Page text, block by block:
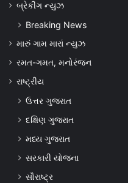
બ્રેકીંગ ન્યુઝ
Breaking News
મારું ગામ મારાં ન્યુઝ
રમત-ગમત, મનોરંજન
રાષ્ટ્રીય
ઉત્તર ગુજરાત
દક્ષિણ ગુજરાત
મધ્ય ગુજરાત
સરકારી યોજના
સૌરાષ્ટ્ર